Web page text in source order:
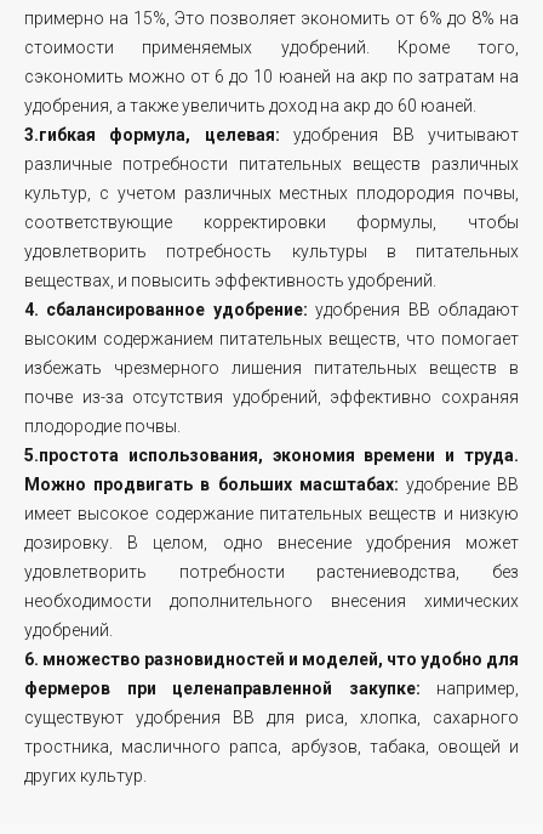
примерно на 15%, Это позволяет экономить от 6% до 8% на
стоимости применяемых удобрений. Кроме того,
сэкономить можно от 6 до 10 юаней на акр по затратам на
удобрения, а также увеличить доход на акр до 60 юаней.
3.гибкая формула, целевая: удобрения BB учитывают
различные потребности питательных веществ различных
культур, с учетом различных местных плодородия почвы,
соответствующие корректировки формулы, чтобы
удовлетворить потребность культуры в питательных
веществах, и повысить эффективность удобрений.
4. сбалансированное удобрение:удобрения BB обладают
высоким содержанием питательных веществ, что помогает
избежать чрезмерного лишения питательных веществ в
почве из-за отсутствия удобрений, эффективно сохраняя
плодородие почвы.
5.простота использования, экономия времени и труда.
Можно продвигать в больших масштабах: удобрение BB
имеет высокое содержание питательных веществ и низкую
дозировку. В целом, одно внесение удобрения может
удовлетворить потребности растениеводства, без
необходимости дополнительного внесения химических
удобрений.
6. множество разновидностей и моделей, что удобно для
фермеров при целенаправленной закупке: например,
существуют удобрения ВВ для риса, хлопка, сахарного
тростника, масличного рапса, арбузов, табака, овощей и
других культур.